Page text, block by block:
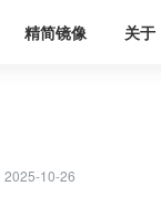
精简镜像 关于
2025-10-26